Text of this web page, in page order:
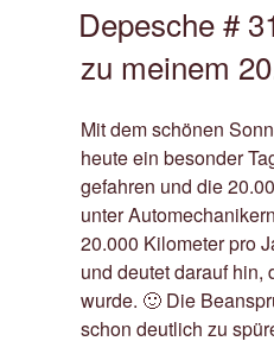
Depesche #
zu meinem
Mit dem schönen
heute ein besonder
gefahren und die
unter
20.000 Kilometer pro
und deutet darauf hin,
wurde. 🙂 Die
schon deutlich zu